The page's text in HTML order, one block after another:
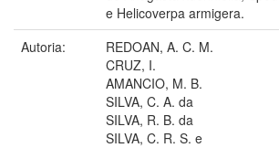
e Helicoverpa armigera.
Autoria:
REDOAN, A. C. M.
CRUZ, I.
AMANCIO, M. B.
SILVA, C. A. da
SILVA, R. B. da
SILVA, C. R. S. e